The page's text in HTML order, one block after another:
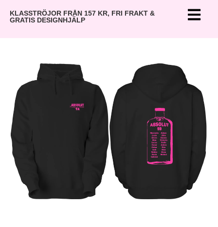
KLASSTRÖJOR FRÅN 157 KR, FRI FRAKT &
GRATIS DESIGNHJÄLP